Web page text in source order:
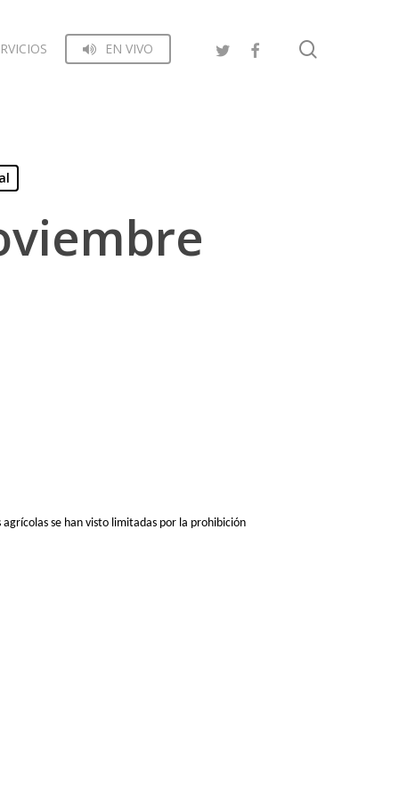
EN VIVO
se han visto limitadas por la prohibición